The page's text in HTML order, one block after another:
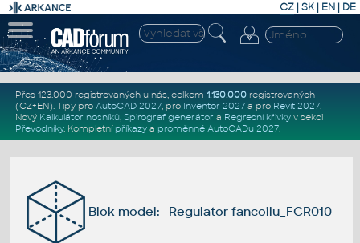
CZ | SK| EN | DE
Přes 123.000 registrovaných u nás, celkem 1.130.000registrovaných
(CZ+EN). Tipy pro AutoCAD 2027, pro Inventor 2027a pro Revit 2027.
Nový Kalkulátor nosníků, Spirograf generátor a Regresní křivkyv sekci
Převodníky. Kompletní příkazya proměnné AutoCADu 2027.
Blok-model: Regulator fancoilu_FCR010